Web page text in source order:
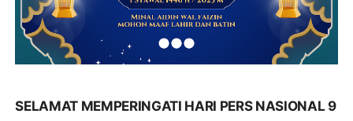
SELAMAT MEMPERINGATI HARI PERS NASIONAL 9